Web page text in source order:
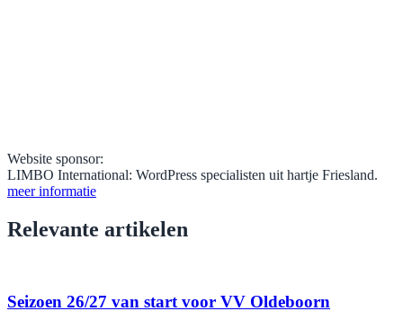
Website sponsor:
LIMBO International: WordPress specialisten uit hartje Friesland.
meer informatie
Relevante artikelen
Seizoen 26/27 van start voor VV Oldeboorn